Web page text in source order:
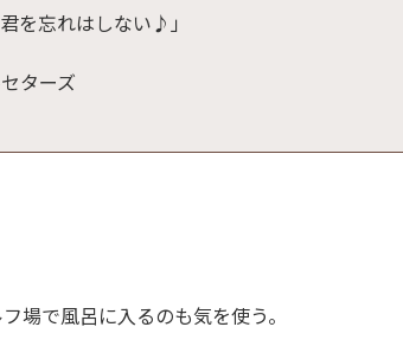
を忘れはしない♪」
ターズ
場で風呂に入るのも気を使う。